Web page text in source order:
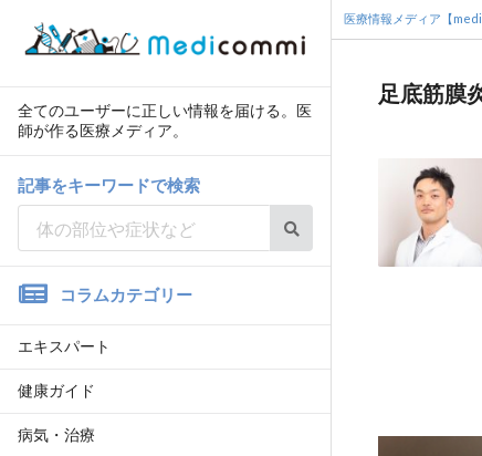
全てのユーザーに正しい情報を届ける。医
師が作る医療メディア。
記事をキーワードで検索
コラムカテゴリー
エキスパート
健康ガイド
病気・治療
医療情報メディア【
足底筋膜